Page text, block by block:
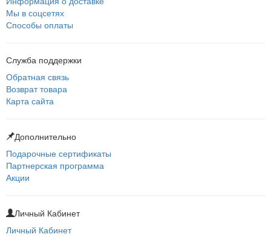
Мы в соцсетях
Способы оплаты
Служба поддержки
Обратная связь
Возврат товара
Карта сайта
Дополнительно
Подарочные сертификаты
Партнерская программа
Акции
Личный Кабинет
Личный Кабинет